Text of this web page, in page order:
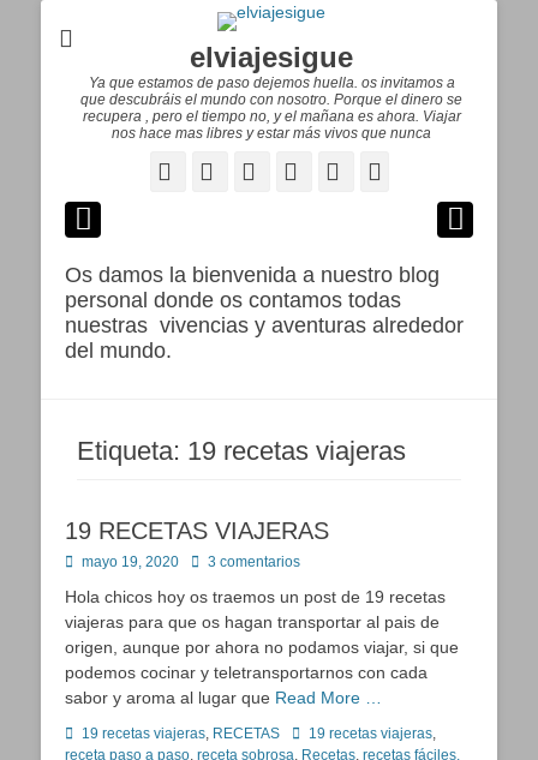
elviajesigue
Ya que estamos de paso dejemos huella. os invitamos a
que descubráis el mundo con nosotro. Porque el dinero se
recupera , pero el tiempo no, y el mañana es ahora. Viajar
nos hace mas libres y estar más vivos que nunca
Facebook
CorreoWordPress
PinterestYouTube
Os damos la bienvenida a nuestro blog
personal donde os contamos todas
nuestras vivencias y aventuras alrededor
del mundo.
Etiqueta: 19 recetas viajeras
19 RECETAS VIAJERAS
Publicado
mayo 19, 2020 3 comentarios
Hola chicos hoy os traemos un post de 19 recetas
viajeras para que os hagan transportar al pais de
origen, aunque por ahora no podamos viajar, si que
podemos cocinar y teletransportarnos con cada
sabor y aroma al lugar que Read More …
Categorías
19 recetas viajeras, RECETAS Etiquetas
19 recetas viajeras,
receta paso a paso, receta sobrosa, Recetas, recetas fáciles.